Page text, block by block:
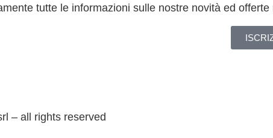
tutte le informazioni sulle nostre novità ed
– all rights reserved